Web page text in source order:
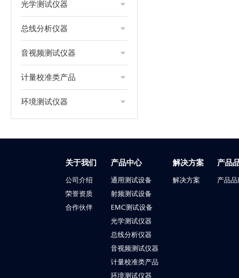
光学测试仪器
总线分析仪器
音视频测试仪器
计量校准类产品
环境测试仪器
关于我们
公司介绍
荣誉资质
合作伙伴
产品中心
通用测试设备
射频测试设备
EMC测试设备
光学测试仪器
总线分析仪器
音视频测试仪器
计量校准类产品
环境测试仪器
解决方案
解决方案
产品
产品